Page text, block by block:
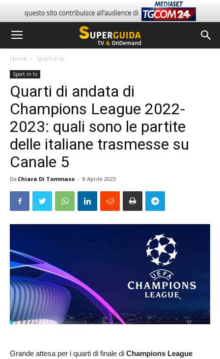
Home Sport in tv
Sport in tv
Quarti di andata di
Champions League 2022-
2023: quali sono le partite
delle italiane trasmesse su
Canale 5
Da Chiara Di Tommaso - 8 Aprile 2023
Grande attesa per i quarti di finale di Champions League